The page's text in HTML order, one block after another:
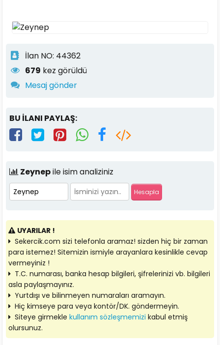
İlan NO: 44362
679 kez görüldü
Mesaj gönder
BU İLANI PAYLAŞ:
Zeynepile isim analiziniz
UYARILAR !
Sekercik.com sizi telefonla aramaz! sizden hiç bir zaman
para istemez! Sitemizin ismiyle arayanlara kesinlikle cevap
vermeyiniz !
T.C. numarası, banka hesap bilgileri, şifrelerinizi vb. bilgileri
asla paylaşmayınız.
Yurtdışı ve bilinmeyen numaraları aramayın.
Hiç kimseye para veya kontör/DK. göndermeyin.
Siteye girmeklekullanım sözleşmemizi kabul etmiş
olursunuz.